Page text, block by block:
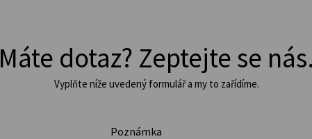
Máte dotaz? Zeptejte se
Vyplňte níže uvedený formulář a my to zařídíme.
Poznámka